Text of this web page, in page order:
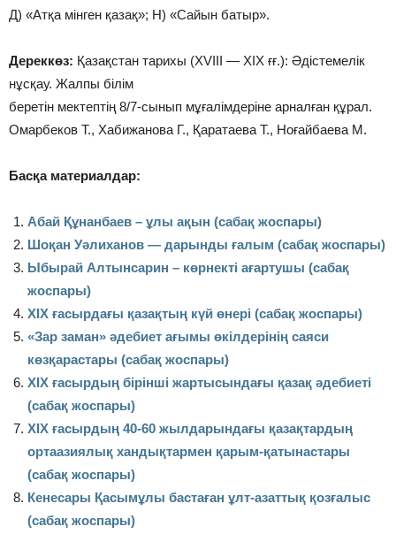
Д) «Атқа мінген қазақ»; H) «Сайын батыр».
Дереккөз: Қазақстан тарихы (XVIII — XIX ғғ.): Әдістемелік
нұсқау. Жалпы білім
беретін мектептің 8/7-сынып мұғалімдеріне арналған құрал.
Омарбеков Т., Хабижанова Г., Қаратаева Т., Ноғайбаева М.
Басқа материалдар:
Абай Құнанбаев – ұлы ақын (сабақ жоспары)
Шоқан Уәлиханов — дарынды ғалым (сабақ жоспары)
Ыбырай Алтынсарин – көрнекті ағартушы (сабақ
жоспары)
ХІХ ғасырдағы қазақтың күй өнері (сабақ жоспары)
«Зар заман» әдебиет ағымы өкілдерінің саяси
көзқарастары (сабақ жоспары)
ХІХ ғасырдың бірінші жартысындағы қазақ әдебиеті
(сабақ жоспары)
ХІХ ғасырдың 40-60 жылдарындағы қазақтардың
ортаазиялық хандықтармен қарым-қатынастары
(сабақ жоспары)
Кенесары Қасымұлы бастаған ұлт-азаттық қозғалыс
(сабақ жоспары)